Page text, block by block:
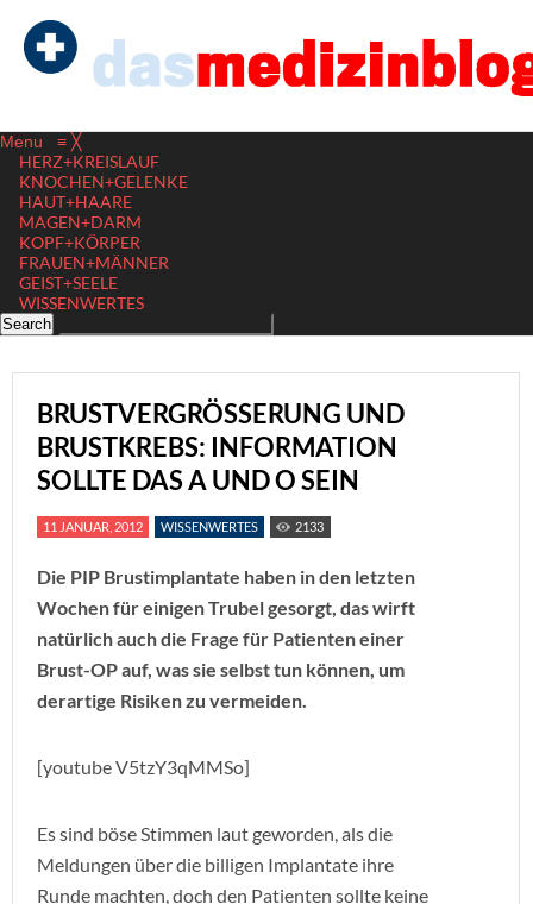
Menu ≡ ╳
HERZ+KREISLAUF
KNOCHEN+GELENKE
HAUT+HAARE
MAGEN+DARM
KOPF+KÖRPER
FRAUEN+MÄNNER
GEIST+SEELE
WISSENWERTES
BRUSTVERGRÖSSERUNG UND B
RUSTKREBS: INFORMATION S
OLLTE DAS A UND O SEIN
11 JANUAR, 2012 WISSENWERTES 2133
Die PIP Brustimplantate haben in den letzten
Wochen für einigen Trubel gesorgt, das wirft
natürlich auch die Frage für Patienten einer
Brust-OP auf, was sie selbst tun können, um
derartige Risiken zu vermeiden.
[youtube V5tzY3qMMSo]
Es sind böse Stimmen laut geworden, als die
Meldungen über die billigen Implantate ihre
Runde machten, doch den Patienten sollte keine